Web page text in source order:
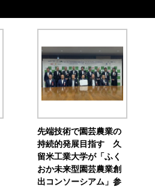
先端技術で園芸農業の
持続的発展目指す 久
留米工業大学が「ふく
おか未来型園芸農業創
出コンソーシアム」参